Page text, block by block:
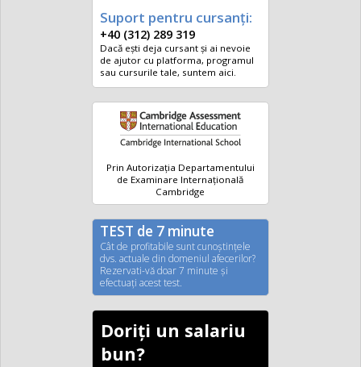
Suport pentru cursanți:
+40 (312) 289 319
Dacă ești deja cursant și ai nevoie
de ajutor cu platforma, programul
sau cursurile tale, suntem aici.
Prin Autorizația Departamentului
de Examinare Internațională
Cambridge
TEST de 7 minute
Cât de profitabile sunt cunoştinţele
dvs. actuale din domeniul afecerilor?
Rezervati-vă doar 7 minute şi
efectuaţi acest test.
Doriți un salariu
bun?